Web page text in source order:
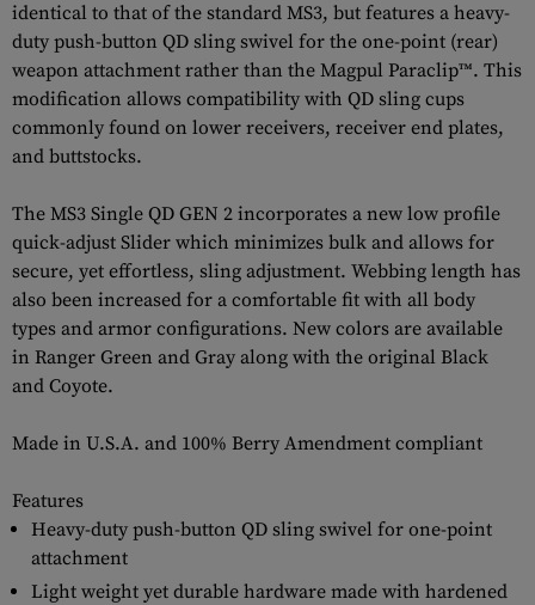
identical to that of the standard MS3, but features a heavy-
duty push-button QD sling swivel for the one-point (rear)
weapon attachment rather than the Magpul Paraclip™. This
modification allows compatibility with QD sling cups
commonly found on lower receivers, receiver end plates,
and buttstocks.
The MS3 Single QD GEN 2 incorporates a new low profile
quick-adjust Slider which minimizes bulk and allows for
secure, yet effortless, sling adjustment. Webbing length has
also been increased for a comfortable fit with all body
types and armor configurations. New colors are available
in Ranger Green and Gray along with the original Black
and Coyote.
Made in U.S.A. and 100% Berry Amendment compliant
Features
Heavy-duty push-button QD sling swivel for one-point
attachment
Light weight yet durable hardware made with hardened